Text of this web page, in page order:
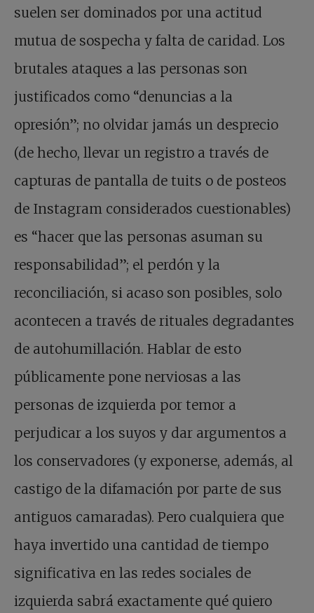
suelen ser dominados por una actitud
mutua de sospecha y falta de caridad. Los
brutales ataques a las personas son
justificados como “denuncias a la
opresión”; no olvidar jamás un desprecio
(de hecho, llevar un registro a través de
capturas de pantalla de tuits o de posteos
de Instagram considerados cuestionables)
es “hacer que las personas asuman su
responsabilidad”; el perdón y la
reconciliación, si acaso son posibles, solo
acontecen a través de rituales degradantes
de autohumillación. Hablar de esto
públicamente pone nerviosas a las
personas de izquierda por temor a
perjudicar a los suyos y dar argumentos a
los conservadores (y exponerse, además, al
castigo de la difamación por parte de sus
antiguos camaradas). Pero cualquiera que
haya invertido una cantidad de tiempo
significativa en las redes sociales de
izquierda sabrá exactamente qué quiero